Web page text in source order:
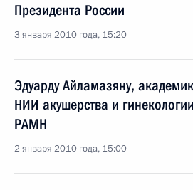
Президента России
3 января 2010 года, 15:20
Эдуарду Айламазяну,
НИИ акушерства и
РАМН
2 января 2010 года, 15:00